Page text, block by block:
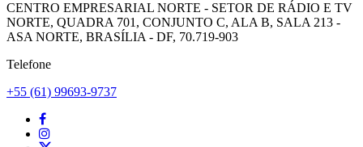
CENTRO EMPRESARIAL NORTE - SETOR DE RÁDIO E TV
NORTE, QUADRA 701, CONJUNTO C, ALA B, SALA 213 -
ASA NORTE, BRASÍLIA - DF, 70.719-903
Telefone
+55 (61) 99693-9737